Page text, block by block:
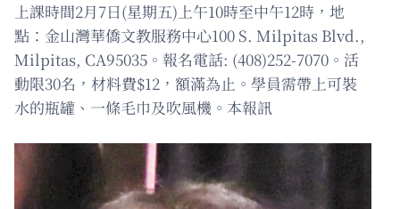
上課時間2月7日(星期五)上午10時至中午12時，地
點：金山灣華僑文教服務中心100 S. Milpitas Blvd.,
Milpitas, CA95035。報名電話: (408)252-7070。活
動限30名，材料費$12，額滿為止。學員需帶上可裝
水的瓶罐、一條毛巾及吹風機。本報訊